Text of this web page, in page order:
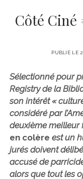
Côté Ciné
PUBLIÉ LE
Sélectionné pour
Registry de la
son intérêt «
considéré par
deuxième meilleur
en colère est un
jurés doivent
accusé de
alors que tout les